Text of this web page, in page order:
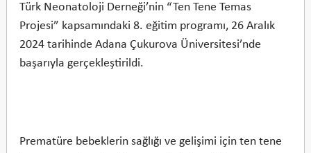
Türk Neonatoloji Derneği’nin “Ten Tene Temas
Projesi” kapsamındaki 8. eğitim programı, 26 Aralık
2024 tarihinde Adana Çukurova Üniversitesi’nde
başarıyla gerçekleştirildi.
Prematüre bebeklerin sağlığı ve gelişimi için ten tene